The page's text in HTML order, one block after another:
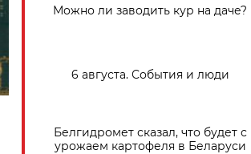
Можно ли заводить кур на даче?
6 августа. События и люди
Белгидромет сказал, что будет с
урожаем картофеля в Беларуси